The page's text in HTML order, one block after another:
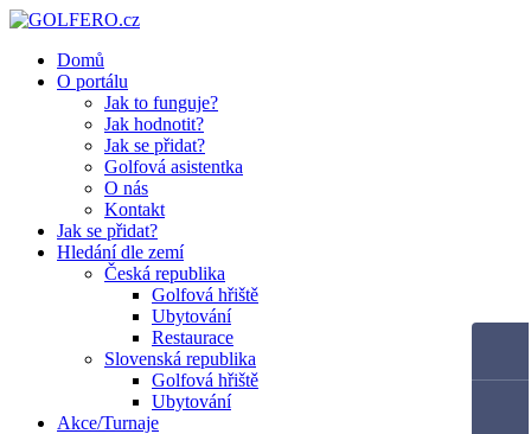
Domů
O portálu
Jak to funguje?
Jak hodnotit?
Jak se přidat?
Golfová asistentka
O nás
Kontakt
Jak se přidat?
Hledání dle zemí
Česká republika
Golfová hřiště
Ubytování
Restaurace
Slovenská republika
Golfová hřiště
Ubytování
Akce/Turnaje